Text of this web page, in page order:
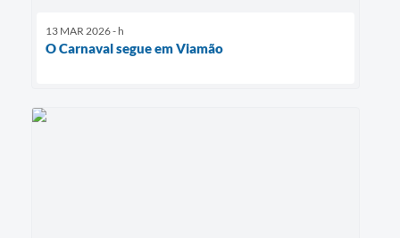
13 MAR 2026 - h
O Carnaval segue em Viamão